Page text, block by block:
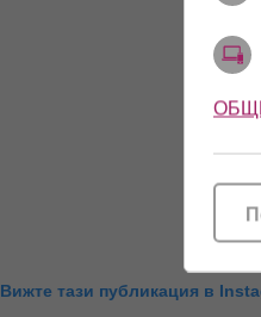
Вижте тази публикация в